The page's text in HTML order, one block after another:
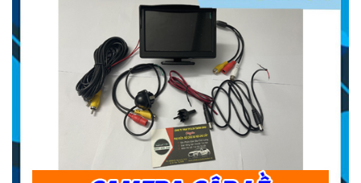
1.200.000₫.